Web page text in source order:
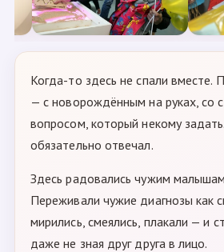
Когда-то здесь не спали вместе.
— с новорождённым на руках, со
вопросом, который некому
обязательно отвечал.
Здесь радовались чужим
Переживали чужие диагнозы как
мирились, смеялись, плакали — и
даже не зная друг друга в лицо.